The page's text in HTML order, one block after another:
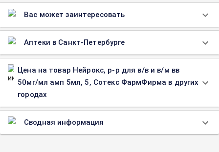
Вас может заинтересовать
Аптеки в Санкт-Петербурге
Цена на товар Нейрокс, р-р для в/в и в/м вв
50мг/мл амп 5мл, 5, Сотекс ФармФирма в других
городах
Сводная информация